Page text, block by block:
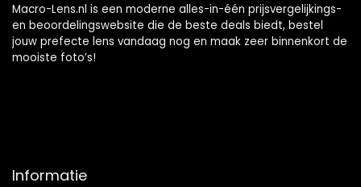
Macro-Lens.nl is een moderne alles-in-één prijsvergelijkings-
en beoordelingswebsite die de beste deals biedt, bestel
jouw prefecte lens vandaag nog en maak zeer binnenkort de
mooiste foto’s!
Informatie